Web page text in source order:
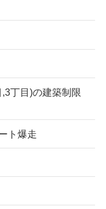
丁目)の建築制限
ト爆走